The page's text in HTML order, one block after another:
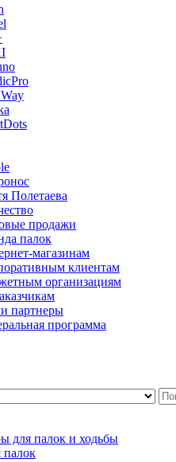
Полетаева
продажи
палок
магазинам
клиентам
организациям
партнеры
программа
для палок и ходьбы
палок